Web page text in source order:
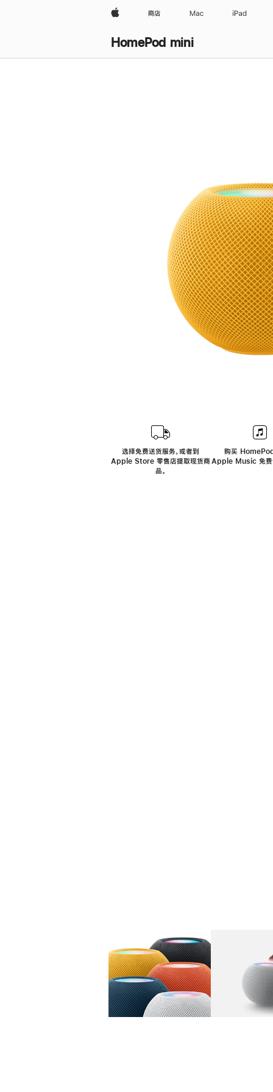
Apple 商店 Mac iPad
HomePod mini
选择免费送货服务，或者到
Apple Store 零售店提取现货商
品。
购买
Apple Music 免费
图库 图像 1